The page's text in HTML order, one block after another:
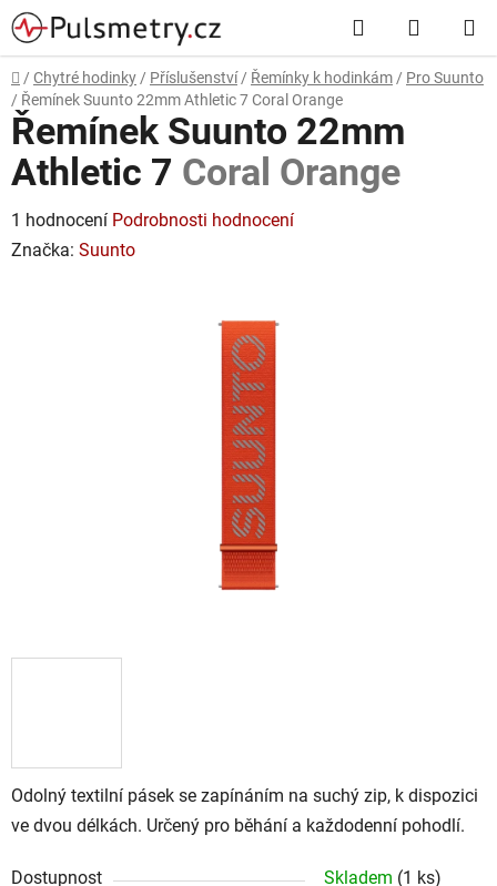
Přejít
na
obsah
Hledat
KOŠÍK
Domů
/ Chytré hodinky / Příslušenství / Řemínky k hodinkám / Pro Suunto
/ Řemínek Suunto 22mm Athletic 7Coral Orange
Odolný textilní pásek se zapínáním na suchý zip, k dispozici
ve dvou délkách. Určený pro běhání a každodenní pohodlí.
Dostupnost Skladem (1 ks)
Řemínek Suunto 22mm
Athletic 7 Coral Orange
Průměrné
hodnocení
1 hodnocení Podrobnosti hodnocení
Značka: Suunto